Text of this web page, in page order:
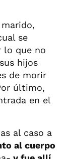
se
lo que no
hijos
de morir
último,
en el
al caso a
al cuerpo